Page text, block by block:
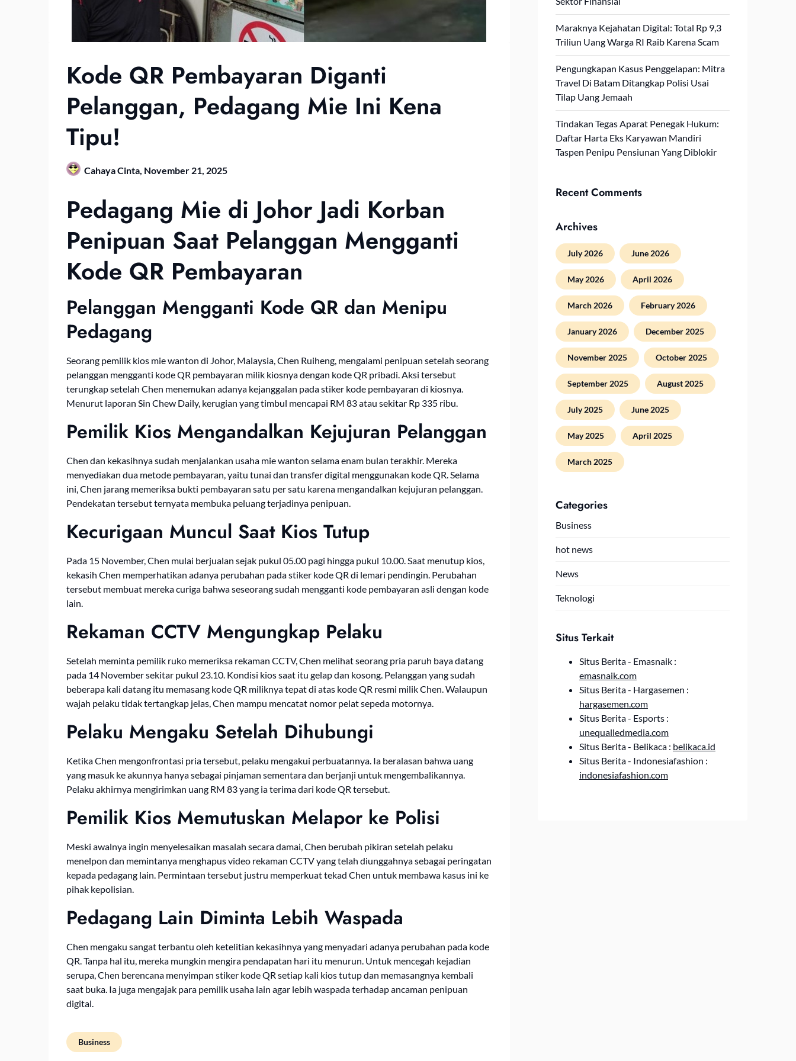
Kode QR Pembayaran Diganti
Pelanggan, Pedagang Mie Ini Kena
Tipu!
Cahaya Cinta, November 21, 2025
Pedagang Mie di Johor Jadi Korban
Penipuan Saat Pelanggan Mengganti
Kode QR Pembayaran
Pelanggan Mengganti Kode QR dan Menipu
Pedagang
Seorang pemilik kios mie wanton di Johor, Malaysia, Chen Ruiheng, mengalami penipuan setelah seorang
pelanggan mengganti kode QR pembayaran milik kiosnya dengan kode QR pribadi. Aksi tersebut
terungkap setelah Chen menemukan adanya kejanggalan pada stiker kode pembayaran di kiosnya.
Menurut laporan Sin Chew Daily, kerugian yang timbul mencapai RM 83 atau sekitar Rp 335 ribu.
Pemilik Kios Mengandalkan Kejujuran Pelanggan
Chen dan kekasihnya sudah menjalankan usaha mie wanton selama enam bulan terakhir. Mereka
menyediakan dua metode pembayaran, yaitu tunai dan transfer digital menggunakan kode QR. Selama
ini, Chen jarang memeriksa bukti pembayaran satu per satu karena mengandalkan kejujuran pelanggan.
Pendekatan tersebut ternyata membuka peluang terjadinya penipuan.
Kecurigaan Muncul Saat Kios Tutup
Pada 15 November, Chen mulai berjualan sejak pukul 05.00 pagi hingga pukul 10.00. Saat menutup kios,
kekasih Chen memperhatikan adanya perubahan pada stiker kode QR di lemari pendingin. Perubahan
tersebut membuat mereka curiga bahwa seseorang sudah mengganti kode pembayaran asli dengan kode
lain.
Rekaman CCTV Mengungkap Pelaku
Setelah meminta pemilik ruko memeriksa rekaman CCTV, Chen melihat seorang pria paruh baya datang
pada 14 November sekitar pukul 23.10. Kondisi kios saat itu gelap dan kosong. Pelanggan yang sudah
beberapa kali datang itu memasang kode QR miliknya tepat di atas kode QR resmi milik Chen. Walaupun
wajah pelaku tidak tertangkap jelas, Chen mampu mencatat nomor pelat sepeda motornya.
Pelaku Mengaku Setelah Dihubungi
Ketika Chen mengonfrontasi pria tersebut, pelaku mengakui perbuatannya. Ia beralasan bahwa uang
yang masuk ke akunnya hanya sebagai pinjaman sementara dan berjanji untuk mengembalikannya.
Pelaku akhirnya mengirimkan uang RM 83 yang ia terima dari kode QR tersebut.
Pemilik Kios Memutuskan Melapor ke Polisi
Meski awalnya ingin menyelesaikan masalah secara damai, Chen berubah pikiran setelah pelaku
menelpon dan memintanya menghapus video rekaman CCTV yang telah diunggahnya sebagai peringatan
kepada pedagang lain. Permintaan tersebut justru memperkuat tekad Chen untuk membawa kasus ini ke
pihak kepolisian.
Pedagang Lain Diminta Lebih Waspada
Chen mengaku sangat terbantu oleh ketelitian kekasihnya yang menyadari adanya perubahan pada kode
QR. Tanpa hal itu, mereka mungkin mengira pendapatan hari itu menurun. Untuk mencegah kejadian
serupa, Chen berencana menyimpan stiker kode QR setiap kali kios tutup dan memasangnya kembali
saat buka. Ia juga mengajak para pemilik usaha lain agar lebih waspada terhadap ancaman penipuan
digital.
Business
Maraknya Kejahatan Digital: Total Rp 9,3
Triliun Uang Warga RI Raib Karena Scam
Pengungkapan Kasus Penggelapan: Mitra
Travel Di Batam Ditangkap Polisi Usai
Tilap Uang Jemaah
Tindakan Tegas Aparat Penegak Hukum:
Daftar Harta Eks Karyawan Mandiri
Taspen Penipu Pensiunan Yang Diblokir
Recent Comments
Archives
July 2026 June 2026
May 2026 April 2026
March 2026 February 2026
January 2026 December 2025
November 2025 October 2025
September 2025 August 2025
July 2025 June 2025
May 2025 April 2025
March 2025
Categories
Business
hot news
News
Teknologi
Situs Terkait
Situs Berita - Emasnaik :
emasnaik.com
Situs Berita - Hargasemen :
hargasemen.com
Situs Berita - Esports :
unequalledmedia.com
Situs Berita - Belikaca : belikaca.id
Situs Berita - Indonesiafashion :
indonesiafashion.com